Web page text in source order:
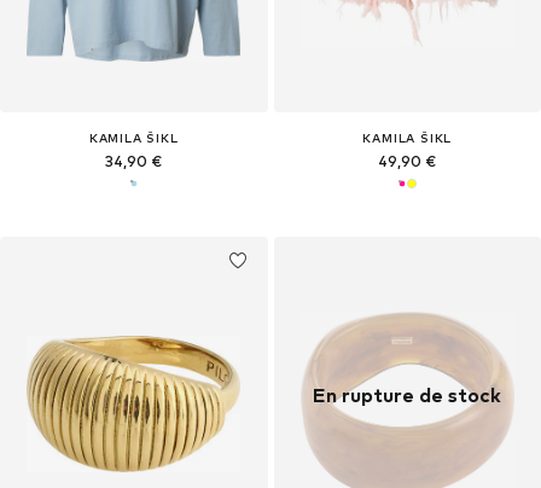
KAMILA ŠIKL
34,90 €
KAMILA ŠIKL
49,90 €
En rupture de stock